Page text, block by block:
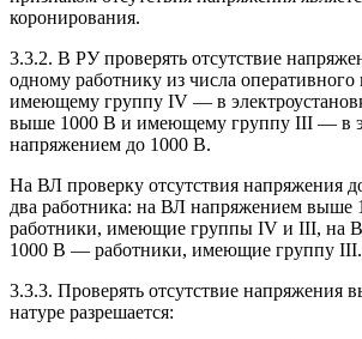
коронирования.
3.3.2. В РУ проверять отсутствие
одному работнику из числа оперативного
имеющему группу IV — в
выше 1000 В и имеющему группу III — в
напряжением до 1000 В.
На ВЛ проверку отсутствия напряжения
два работника: на ВЛ напряжением
работники, имеющие группы IV и III, на
1000 В — работники, имеющие группу III.
3.3.3. Проверять отсутствие напряжения
натуре разрешается: